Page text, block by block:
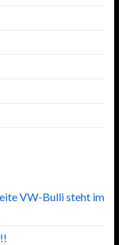
VW-Bulli steht im